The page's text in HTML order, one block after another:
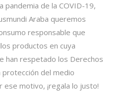
pandemia de la COVID-19,
Araba queremos
responsable que
productos en cuya
han respetado los Derechos
protección del medio
ese motivo, ¡regala lo justo!